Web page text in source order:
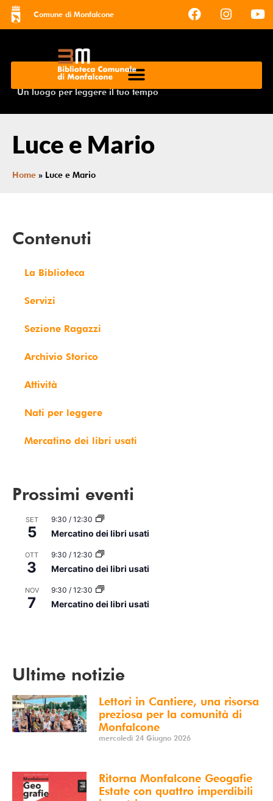
Comune di Monfalcone
Un luogo per leggere il tuo tempo
Luce e Mario
Home » Luce e Mario
Contenuti
La Biblioteca
Servizi
Sezione Ragazzi
Archivio Storico
Attività
Nati per leggere
Mercatino dei libri usati
Prossimi eventi
SET
5
9:30 / 12:30
Mercatino dei libri usati
OTT
3
9:30 / 12:30
Mercatino dei libri usati
NOV
7
9:30 / 12:30
Mercatino dei libri usati
Ultime notizie
Lettori in Cantiere, una risorsa
preziosa per la comunità di
Monfalcone
mercoledì 24 Giugno 2026
Ritorna Monfalcone Geogafie
Estate con quattro imperdibili